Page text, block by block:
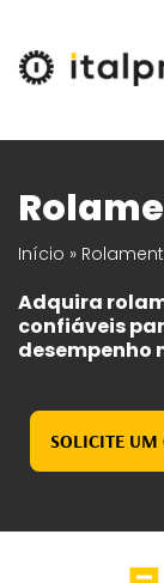
Início »
Adquira
confiáveis
desempenho
SOLICITE UM